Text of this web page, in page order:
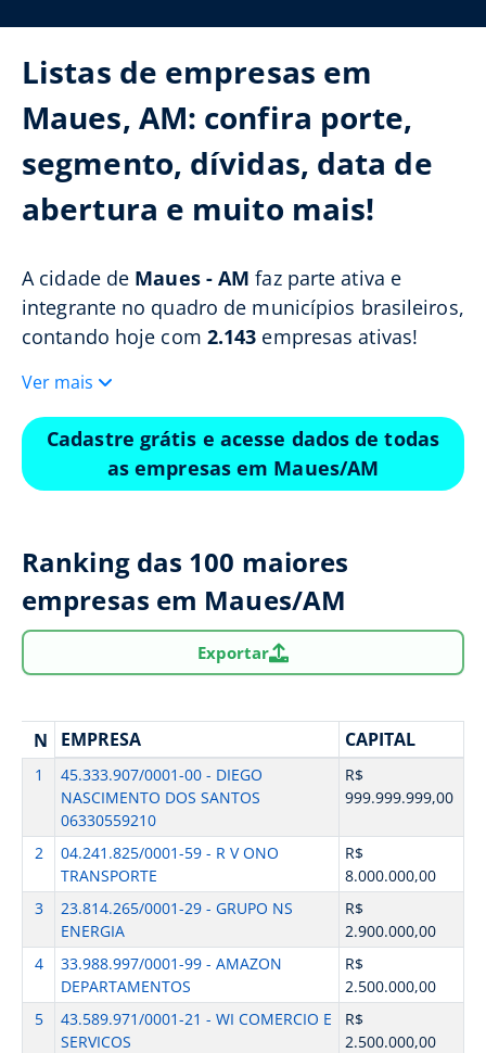
Listas de empresas em
Maues, AM: confira porte,
segmento, dívidas, data de
abertura e muito mais!
A cidade de Maues - AM faz parte ativa e
integrante no quadro de municípios brasileiros,
contando hoje com 2.143 empresas ativas!
Ver mais
Cadastre grátis e acesse dados de todas
as empresas em Maues/AM
Ranking das 100 maiores
empresas em Maues/AM
Exportar
N EMPRESA CAPITAL
1
45.333.907/0001-00 - DIEGO
NASCIMENTO DOS SANTOS
06330559210
R$
999.999.999,00
2
04.241.825/0001-59 - R V ONO
TRANSPORTE
R$
8.000.000,00
3
23.814.265/0001-29 - GRUPO NS
ENERGIA
R$
2.900.000,00
4
33.988.997/0001-99 - AMAZON
DEPARTAMENTOS
R$
2.500.000,00
5
43.589.971/0001-21 - WI COMERCIO E
SERVICOS
R$
2.500.000,00